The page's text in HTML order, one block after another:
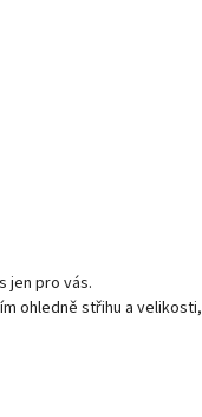
jen pro vás.
ohledně střihu a velikosti,